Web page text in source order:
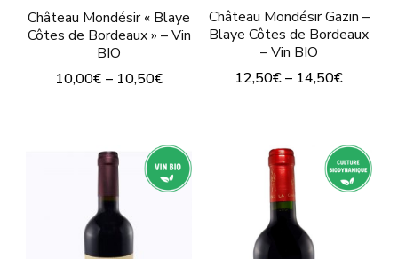
du
produit
Château Mondésir « Blaye
Côtes de Bordeaux » – Vin
BIO
10,00€– 10,50€
a
plusieurs
variations.
Les
Château Mondésir Gazin –
Blaye Côtes de Bordeaux
– Vin BIO
12,50€– 14,50€
a
plusieurs
variations.
Les